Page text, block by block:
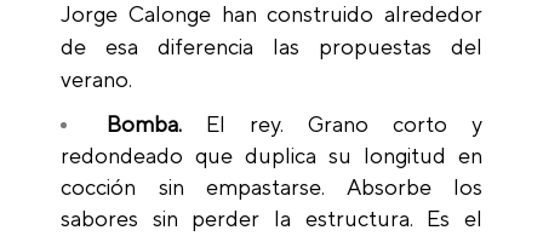
Jorge Calonge han construido alrededor
de esa diferencia las propuestas del
verano.
Bomba. El rey. Grano corto y
redondeado que duplica su longitud en
cocción sin empastarse. Absorbe los
sabores sin perder la estructura. Es el